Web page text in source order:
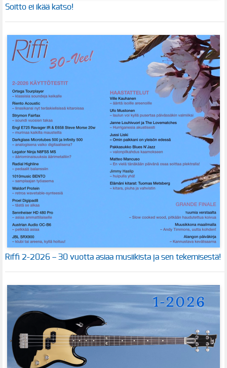
Soitto ei ikää katso!
Riffi 2-2026 – 30 vuotta asiaa musiikista ja sen tekemisestä!